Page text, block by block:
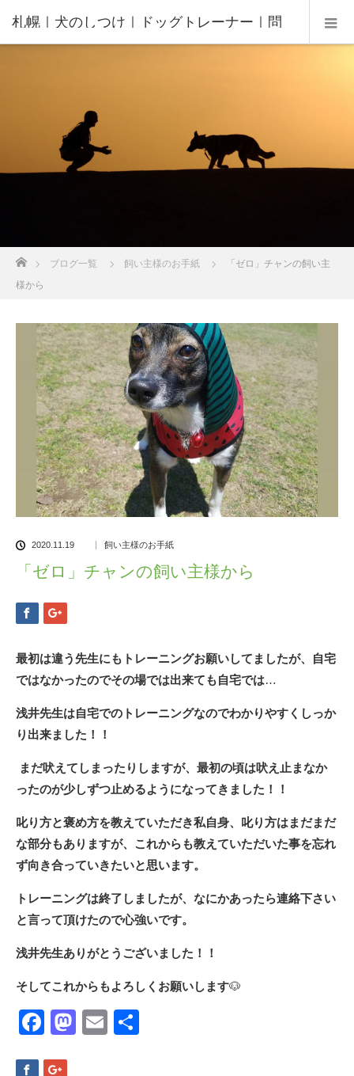
札幌｜犬のしつけ｜ドッグトレーナー｜問
んの家庭教師®️
ブログ一覧 飼い主様のお手紙
「ゼロ」チャンの飼い主
様から
2020.11.19 飼い主様のお手紙
「ゼロ」チャンの飼い主様から
最初は違う先生にもトレーニングお願いしてましたが、自宅
ではなかったのでその場では出来ても自宅では…
浅井先生は自宅でのトレーニングなのでわかりやすくしっか
り出来ました！！
まだ吠えてしまったりしますが、最初の頃は吠え止まなか
ったのが少しずつ止めるようになってきました！！
叱り方と褒め方を教えていただき私自身、叱り方はまだまだ
な部分もありますが、これからも教えていただいた事を忘れ
ず向き合っていきたいと思います。
トレーニングは終了しましたが、なにかあったら連絡下さい
と言って頂けたので心強いです。
浅井先生ありがとうございました！！
そしてこれからもよろしくお願いします🐶
Facebook
Mastodon
Email